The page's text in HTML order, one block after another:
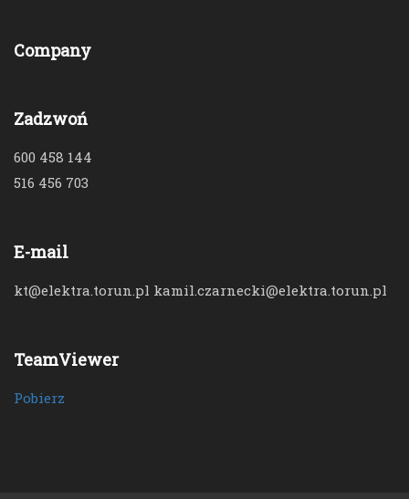
Company
Zadzwoń
600 458 144
516 456 703
E-mail
kt@elektra.torun.pl kamil.czarnecki@elektra.torun.pl
TeamViewer
Pobierz